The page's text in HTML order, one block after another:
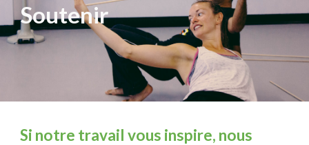
Soutenir
Si notre travail vous inspire, nous